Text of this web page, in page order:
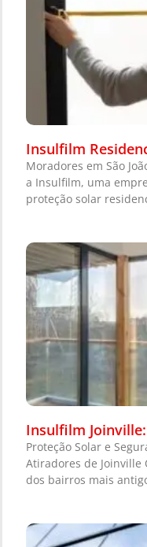
Insulfilm
Moradores em São
a Insulfilm, uma
proteção solar
Insulfilm
Proteção Solar e
Atiradores de Joinville
dos bairros mais